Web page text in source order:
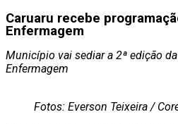
Caruaru recebe
Enfermagem
Município vai sediar a 2ª edição
Enfermagem
Fotos: Everson Teixeira /